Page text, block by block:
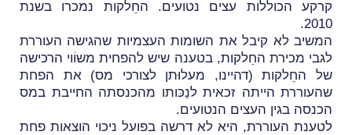
קרקע הכוללות עצים נטועים. החֵלקות נמכרו בשנת
2010.
המשיב לא קיבל את השומות העצמיות שהגישה העוררת
לגבי מכירת החֵלקות, בטענה שיש להפחית משוֹוי הרכישה
של החֵלקות (דהיינו, מעלוּתן לצורכי מס) את הפחת
שהעוררת הייתה זכאית לנַכּותו מהכנסתה החייבת במס
הכנסה בגין העצים הנטועים.
לטענת העוררת, היא לא דרשה בפועל ניכוי הוצאות פחת